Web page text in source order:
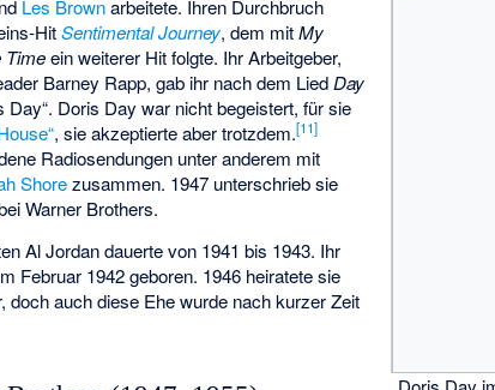
Les Brownarbeitete. Ihren Durchbruch
HitSentimental Journey, dem mitMy
Timeein weiterer Hit folgte. Ihr Arbeitgeber,
Barney Rapp, gab ihr nach dem LiedDay
Day“. Doris Day war nicht begeistert, für sie
, sie akzeptierte aber trotzdem.[11]
Radiosendungen unter anderem mit
Shorezusammen. 1947 unterschrieb sie
Warner Brothers.
Al Jordan dauerte von 1941 bis 1943. Ihr
Februar 1942 geboren. 1946 heiratete sie
doch auch diese Ehe wurde nach kurzer Zeit